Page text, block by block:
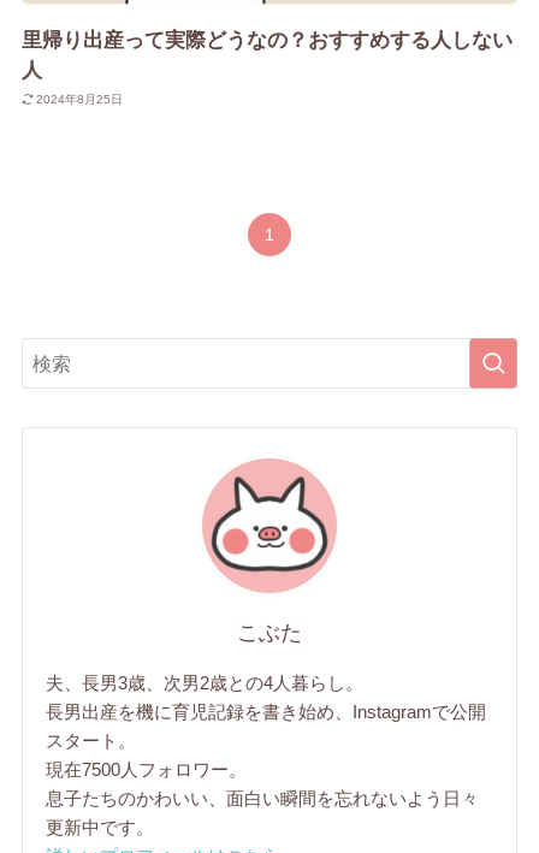
里帰り出産って実際どうなの？おすすめする人しない
人
2024年8月25日
1
こぶた
夫、長男3歳、次男2歳との4人暮らし。
長男出産を機に育児記録を書き始め、Instagramで公開
スタート。
現在7500人フォロワー。
息子たちのかわいい、面白い瞬間を忘れないよう日々
更新中です。